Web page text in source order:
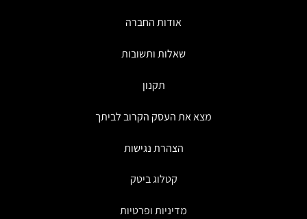
אודות החברה
שאלות ותשובות
מצא את העסק הקרוב לביתך
הצהרת נגישות
קטלוג ביטק
מדיניות ופרטיות